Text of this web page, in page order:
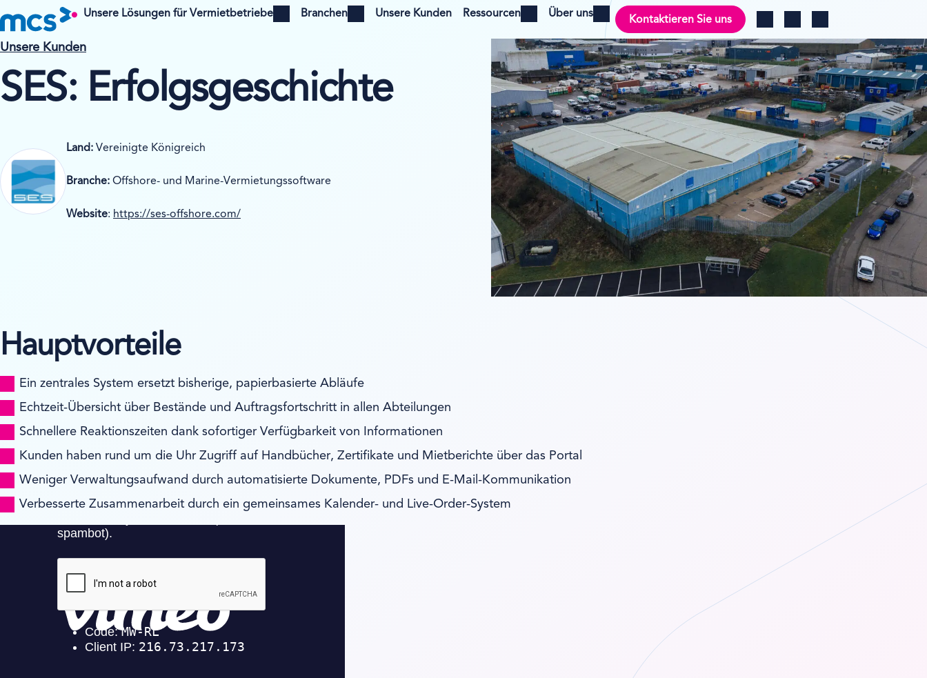
Unsere Lösungen für Vermietbetriebe Branchen
Open menu
Unsere Kunden Ressourcen
Open menu
Über uns
Open menu Kontaktieren Sie uns
Log inSearchSprache ändern
Unsere Kunden
SES: Erfolgsgeschichte
Land: Vereinigte Königreich
Branche: Offshore- und Marine-Vermietungssoftware
Website: https://ses-offshore.com/
Hauptvorteile
Ein zentrales System ersetzt bisherige, papierbasierte Abläufe
Echtzeit-Übersicht über Bestände und Auftragsfortschritt in allen Abteilungen
Schnellere Reaktionszeiten dank sofortiger Verfügbarkeit von Informationen
Kunden haben rund um die Uhr Zugriff auf Handbücher, Zertifikate und Mietberichte über das Portal
Weniger Verwaltungsaufwand durch automatisierte Dokumente, PDFs und E-Mail-Kommunikation
Verbesserte Zusammenarbeit durch ein gemeinsames Kalender- und Live-Order-System